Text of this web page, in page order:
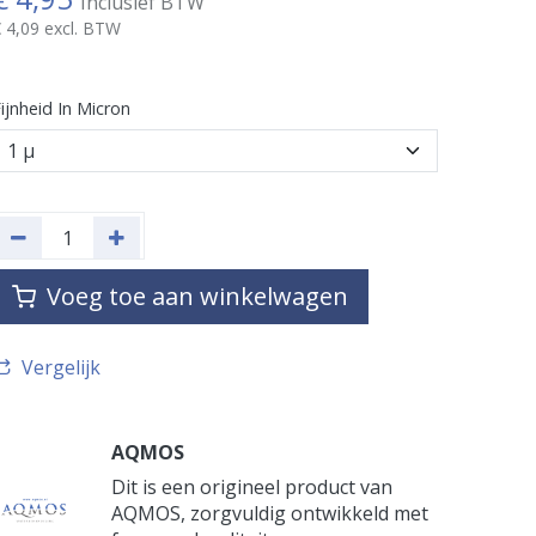
4,09 excl. BTW
In Micron
Voeg toe aan winkelwagen
Vergelijk
AQMOS
Dit is een origineel product van
AQMOS, zorgvuldig ontwikkeld met